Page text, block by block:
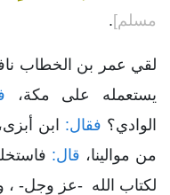
مسلم] .
لقي عمر بن الخطاب
يستعمله على مكة،
الوادي؟ فقال: ابن أبزى،
من موالينا، قال:
لكتاب الله -عز وجل- ،